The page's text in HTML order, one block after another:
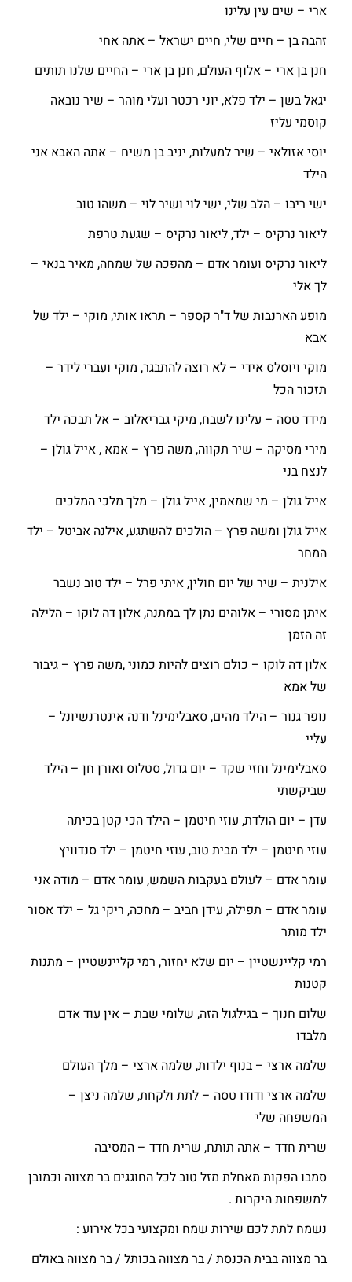
ארי – שים עין עלינו
זהבה בן – חיים שלי, חיים ישראל – אתה אחי
חנן בן ארי – אלוף העולם, חנן בן ארי – החיים שלנו תותים
יגאל בשן – ילד פלא, יוני רכטר ועלי מוהר – שיר נובאה
קוסמי עליז
יוסי אזולאי – שיר למעלות, יניב בן משיח – אתה האבא אני
הילד
ישי ריבו – הלב שלי, ישי לוי ושיר לוי – משהו טוב
ליאור נרקיס – ילד, ליאור נרקיס – שגעת טרפת
ליאור נרקיס ועומר אדם – מהפכה של שמחה, מאיר בנאי –
לך אלי
מופע הארנבות של ד"ר קספר – תראו אותי, מוקי – ילד של
אבא
מוקי ויוסלס אידי – לא רוצה להתבגר, מוקי ועברי לידר –
תזכור הכל
מידד טסה – עלינו לשבח, מיקי גבריאלוב – אל תבכה ילד
מירי מסיקה – שיר תקווה, משה פרץ – אמא , אייל גולן –
לנצח בני
אייל גולן – מי שמאמין, אייל גולן – מלך מלכי המלכים
אייל גולן ומשה פרץ – הולכים להשתגע, אילנה אביטל – ילד
המחר
אילנית – שיר של יום חולין, איתי פרל – ילד טוב נשבר
איתן מסורי – אלוהים נתן לך במתנה, אלון דה לוקו – הלילה
זה הזמן
אלון דה לוקו – כולם רוצים להיות כמוני ,משה פרץ – גיבור
של אמא
נופר גנור – הילד מהים, סאבלימינל ודנה אינטרנשיונל –
עליי
סאבלימינל וחזי שקד – יום גדול, סטלוס ואורן חן – הילד
שביקשתי
עדן – יום הולדת, עוזי חיטמן – הילד הכי קטן בכיתה
עוזי חיטמן – ילד מבית טוב, עוזי חיטמן – ילד סנדוויץ
עומר אדם – לעולם בעקבות השמש, עומר אדם – מודה אני
עומר אדם – תפילה, עידן חביב – מחכה, ריקי גל – ילד אסור
ילד מותר
רמי קליינשטיין – יום שלא יחזור, רמי קליינשטיין – מתנות
קטנות
שלום חנוך – בגילגול הזה, שלומי שבת – אין עוד אדם
מלבדו
שלמה ארצי – בנוף ילדות, שלמה ארצי – מלך העולם
שלמה ארצי ודודו טסה – לתת ולקחת, שלמה ניצן –
המשפחה שלי
שרית חדד – אתה תותח, שרית חדד – המסיבה
סמבו הפקות מאחלת מזל טוב לכל החוגגים בר מצווה וכמובן
למשפחות היקרות .
נשמח לתת לכם שירות שמח ומקצועי בכל אירוע :
בר מצווה בבית הכנסת / בר מצווה בכותל / בר מצווה באולם